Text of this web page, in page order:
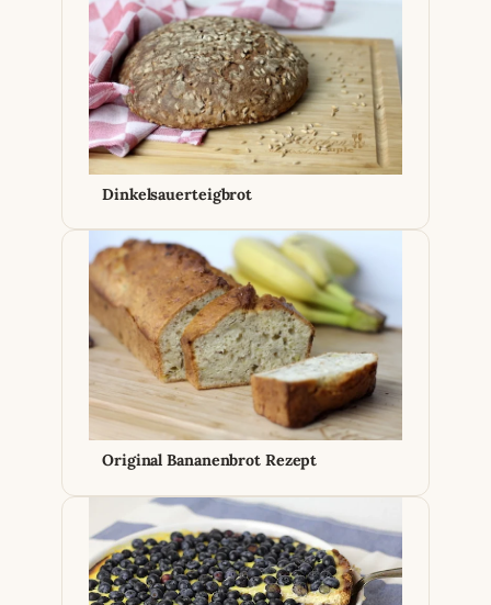
Dinkelsauerteigbrot
Original Bananenbrot Rezept